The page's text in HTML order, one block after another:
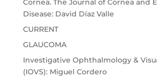
Cornea. The Journal of Cornea and
Disease: David Díaz Valle
CURRENT
GLAUCOMA
Investigative Ophthalmology &
(IOVS): Miguel Cordero